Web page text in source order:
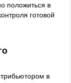
положиться в
готовой
в